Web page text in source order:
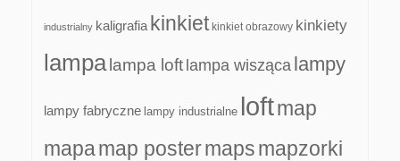
industrialny kaligrafia kinkiet kinkiet obrazowy kinkiety
lampa lampa loft lampa wisząca lampy
lampy fabryczne lampy industrialne loftmap
mapamap postermapsmapzorki